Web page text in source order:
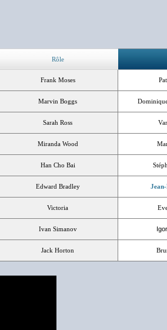
Rôle
Frank Moses
Marvin Boggs
Sarah Ross
Miranda Wood
Han Cho Bai
Edward Bradley
Victoria
Ivan Simanov
Jack Horton